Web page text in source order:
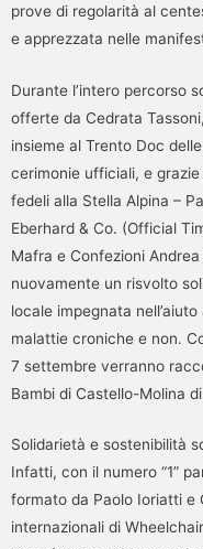
prove di regolarità al
e apprezzata nelle
Durante l’intero percorso
offerte da Cedrata
insieme al Trento Doc
cerimonie ufficiali, e
fedeli alla Stella Alpina –
Eberhard & Co. (Official
Mafra e Confezioni
nuovamente un risvolto
locale impegnata
malattie croniche e non.
7 settembre verranno
Bambi di Castello-Molina
Solidarietà e sostenibilità
Infatti, con il numero “1”
formato da Paolo Ioriatti e
internazionali di